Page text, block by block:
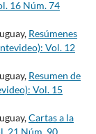
16 Núm. 74
Resúmenes
Vol. 12
Resumen de
Vol. 15
Cartas a la
21 Núm. 90